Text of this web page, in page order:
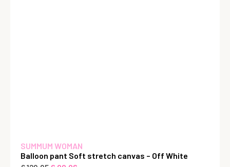
SUMMUM WOMAN
Balloon pant Soft stretch canvas – Off White